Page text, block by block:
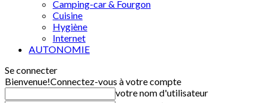
Camping-car & Fourgon
Cuisine
Hygiène
Internet
AUTONOMIE
Se connecter
Bienvenue!Connectez-vous à votre compte
votre nom d'utilisateur